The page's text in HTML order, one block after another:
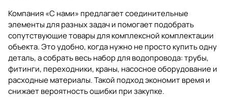
Компания «С нами» предлагает соединительные
элементы для разных задач и помогает подобрать
сопутствующие товары для комплексной комплектации
объекта. Это удобно, когда нужно не просто купить одну
деталь, а собрать весь набор для водопровода: трубы,
фитинги, переходники, краны, насосное оборудование и
расходные материалы. Такой подход экономит время и
снижает вероятность ошибки при закупке.